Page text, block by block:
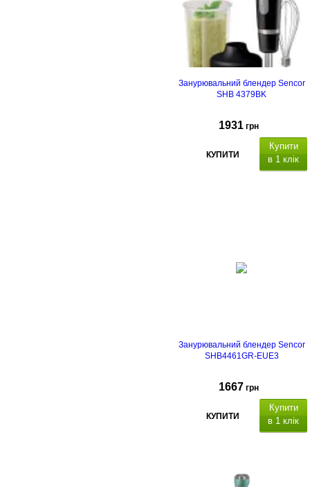
Занурювальний блендер Sencor
SHB 4379BK
1931 грн
КУПИТИ
Купити
в 1 клік
Занурювальний блендер Sencor
SHB4461GR-EUE3
1667 грн
КУПИТИ
Купити
в 1 клік